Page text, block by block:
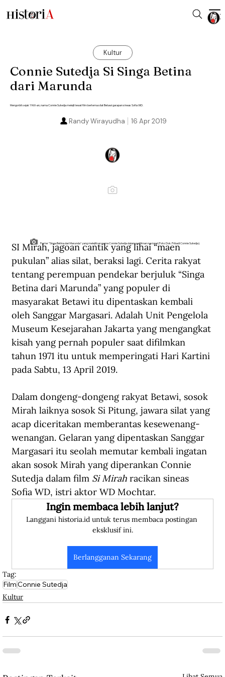
Kultur
Connie Sutedja Si Singa Betina
dari Marunda
Mengorbit sejak 1960-an, nama Connie Sutedja melejit lewat film bertema silat Betawi garapan sineas Sofia WD.
16 Apr 2019
Randy Wirayudha
Poster "Singa Betina dari Marunda" yang melejitkan nama Connie Sutedja dalam perfilman nasional (Foto: Dok. Pribadi Connie Sutedja).
SI Mirah, jagoan cantik yang lihai “maen
pukulan” alias silat, beraksi lagi. Cerita rakyat
tentang perempuan pendekar berjuluk “Singa
Betina dari Marunda” yang populer di
masyarakat Betawi itu dipentaskan kembali
oleh Sanggar Margasari. Adalah Unit Pengelola
Museum Kesejarahan Jakarta yang mengangkat
kisah yang pernah populer saat difilmkan
tahun 1971 itu untuk memperingati Hari Kartini
pada Sabtu, 13 April 2019.
Dalam dongeng-dongeng rakyat Betawi, sosok
Mirah laiknya sosok Si Pitung, jawara silat yang
acap diceritakan memberantas kesewenang-
wenangan. Gelaran yang dipentaskan Sanggar
Margasari itu seolah memutar kembali ingatan
akan sosok Mirah yang diperankan Connie
Sutedja dalam film Si Mirah racikan sineas
Sofia WD, istri aktor WD Mochtar.
Ingin membaca lebih lanjut?
Langgani historia.id untuk terus membaca postingan
eksklusif ini.
Berlangganan Sekarang
Tag:
FilmConnie Sutedja
Kultur